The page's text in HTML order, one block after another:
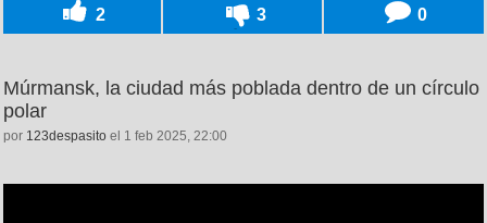
2 3 0
Múrmansk, la ciudad más poblada dentro de un círculo
polar
por 123despasito el 1 feb 2025, 22:00